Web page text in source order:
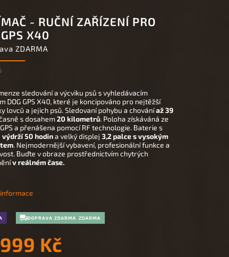
- RUČNÍ ZAŘÍZENÍ PRO
X40
ZDARMA
DOPRAVA ZDARMA
Kč
sledování a výcviku psů s vyhledávacím
DOG GPS X40, které je koncipováno pro nejtěžší
lovců a jejich psů. Sledovaní pohybu a chováníaž 39
s dosahem20 kilometrů. Poloha získáváná ze
a přenášena pomocí RF technologie. Baterie s
výdrží 50 hodina velký displej 3,2 palce s vysokým
. Nejmodernější vybavení, profesionální funkce a
Buďte v obraze prostřednictvím chytrých
v reálném čase.